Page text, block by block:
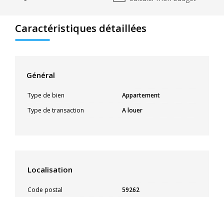
Caractéristiques détaillées
Général
Type de bien
Appartement
Type de transaction
A louer
Localisation
Code postal
59262